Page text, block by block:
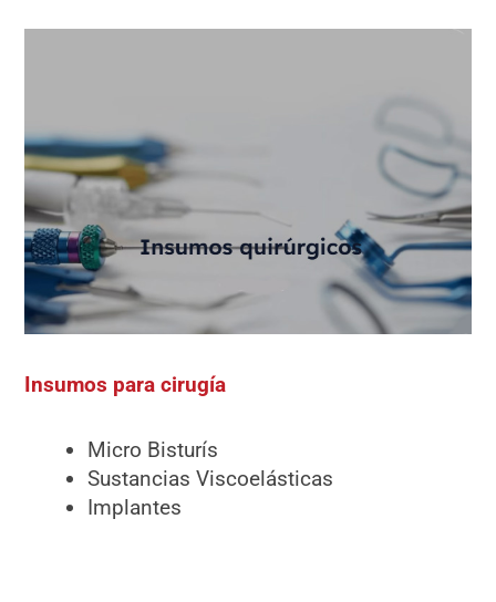
Insumos para cirugía
Micro Bisturís
Sustancias Viscoelásticas
Implantes